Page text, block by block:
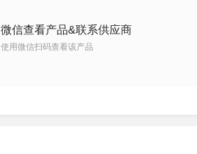
微信查看产品&联系供应商
使用微信扫码查看该产品